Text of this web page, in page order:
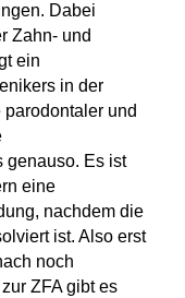
Dabei
Zahn- und
ein
in der
und
genauso. Es ist
eine
nachdem die
ist. Also erst
noch
ZFA gibt es